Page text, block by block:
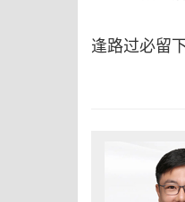
逢路过必留